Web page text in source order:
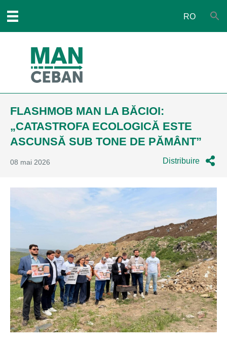
RO
FLASHMOB MAN LA BĂCIOI:
„CATASTROFA ECOLOGICĂ ESTE
ASCUNSĂ SUB TONE DE PĂMÂNT”
08 mai 2026 Distribuire